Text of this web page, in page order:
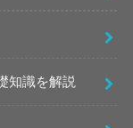
知識を解説